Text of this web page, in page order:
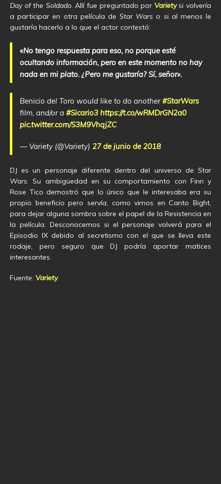
Day of the Soldado. Allí fue preguntado por Varietysi volvería
a participar en otra película de Star Wars o si al menos le
gustaría hacerlo a lo que el actor contestó:
«No tengo respuesta para eso, no porque esté
ocultando información, pero en este momento no hay
nada en mi plato. ¿Pero me gustaría? Sí, señor».
Benicio del Toro would like to do another#StarWars
film, and/or a #Sicario3 https://t.co/wRMDrGN2a0
pic.twitter.com/S3M9VhqjZC
— Variety (@Variety) 27 de junio de 2018
DJ es un personaje diferente dentro del universo de Star
Wars. Su ambigüedad en su comportamiento con Finn y
Rose Tico demostró que lo único que le interesaba era su
propio beneficio pero servía, como vimos en Canto Bight,
para dejar alguna sombra sobre el papel de la Resistencia en
la película. Desconocemos si el personaje volverá para el
Episodio IX debido al secretismo con el que se lleva este
rodaje, pero seguro que DJ podría aportar matices
interesantes.
Fuente: Variety